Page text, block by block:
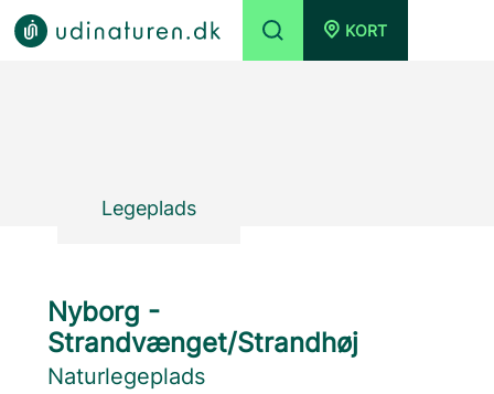
KORT
Legeplads
Nyborg -
Strandvænget/Strandhøj
Naturlegeplads